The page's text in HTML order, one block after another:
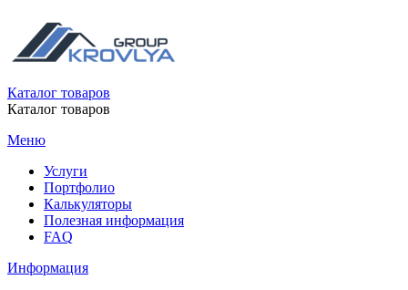
Каталог товаров
Каталог товаров
Меню
Услуги
Портфолио
Калькуляторы
Полезная информация
FAQ
Информация